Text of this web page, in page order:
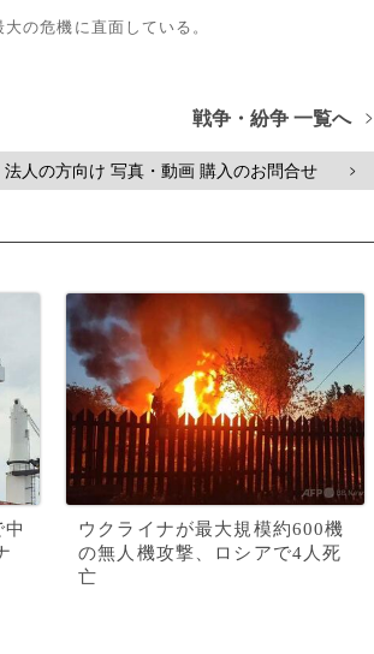
の危機に直面している。
戦争・紛争 一覧へ >
法人の方向け 写真・動画 購入のお問合せ >
ウクライナが最大規模約600機
の無人機攻撃、ロシアで4人死
亡